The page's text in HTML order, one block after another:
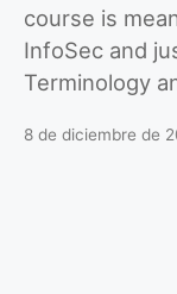
course is
InfoSec and
Terminology
8 de diciembre de